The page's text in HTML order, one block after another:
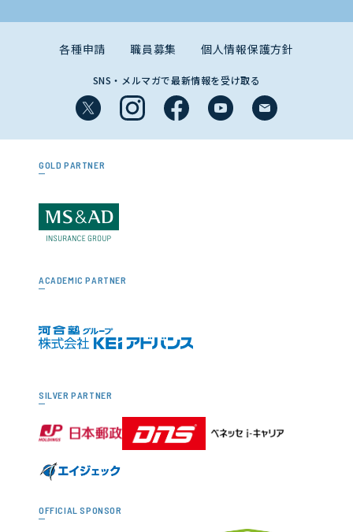
各種申請 職員募集 個人情報保護方針
SNS・メルマガで最新情報を受け取る
GOLD PARTNER
ACADEMIC PARTNER
SILVER PARTNER
OFFICIAL SPONSOR